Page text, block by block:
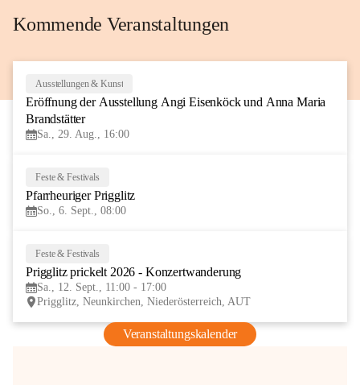
Kommende Veranstaltungen
AUG
Ausstellungen & Kunst
Eröffnung der Ausstellung Angi Eisenköck und Anna Maria
Brandstätter
Sa., 29. Aug., 16:00
Feste & Festivals
Pfarrheuriger Prigglitz
So., 6. Sept., 08:00
Feste & Festivals
Prigglitz prickelt 2026 - Konzertwanderung
Sa., 12. Sept., 11:00 - 17:00
Prigglitz, Neunkirchen, Niederösterreich, AUT
Veranstaltungskalender